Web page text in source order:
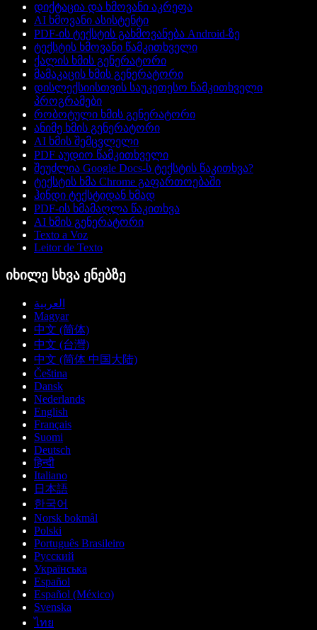
დიქტაცია და ხმოვანი აკრეფა
AI ხმოვანი ასისტენტი
PDF-ის ტექსტის გახმოვანება Android-ზე
ტექსტის ხმოვანი წამკითხველი
ქალის ხმის გენერატორი
მამაკაცის ხმის გენერატორი
დისლექსიისთვის საუკეთესო წამკითხველი
პროგრამები
რობოტული ხმის გენერატორი
ანიმე ხმის გენერატორი
AI ხმის შემცვლელი
PDF აუდიო წამკითხველი
შეუძლია Google Docs-ს ტექსტის წაკითხვა?
ტექსტის ხმა Chrome გაფართოებაში
ჰინდი ტექსტიდან ხმად
PDF-ის ხმამაღლა წაკითხვა
AI ხმის გენერატორი
Texto a Voz
Leitor de Texto
იხილე სხვა ენებზე
العربية
Magyar
中文 (简体)
中文 (台灣)
中文 (简体 中国大陆)
Čeština
Dansk
Nederlands
English
Français
Suomi
Deutsch
हिन्दी
Italiano
日本語
한국어
Norsk bokmål
Polski
Português Brasileiro
Русский
Українська
Español
Español (México)
Svenska
ไทย